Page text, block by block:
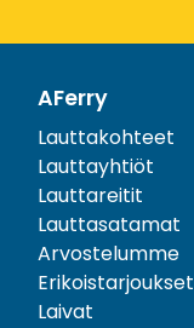
AFerry
Lauttakohteet
Lauttayhtiöt
Lauttareitit
Lauttasatamat
Arvostelumme
Erikoistarjoukset
Laivat